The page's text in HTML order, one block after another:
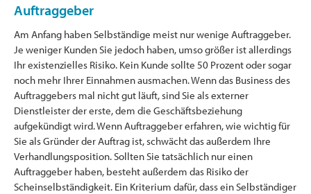
Auftraggeber
Am Anfang haben Selbständige meist nur wenige Auftraggeber.
Je weniger Kunden Sie jedoch haben, umso größer ist allerdings
Ihr existenzielles Risiko. Kein Kunde sollte 50 Prozent oder sogar
noch mehr Ihrer Einnahmen ausmachen. Wenn das Business des
Auftraggebers mal nicht gut läuft, sind Sie als externer
Dienstleister der erste, dem die Geschäftsbeziehung
aufgekündigt wird. Wenn Auftraggeber erfahren, wie wichtig für
Sie als Gründer der Auftrag ist, schwächt das außerdem Ihre
Verhandlungsposition. Sollten Sie tatsächlich nur einen
Auftraggeber haben, besteht außerdem das Risiko der
Scheinselbständigkeit. Ein Kriterium dafür, dass ein Selbständiger